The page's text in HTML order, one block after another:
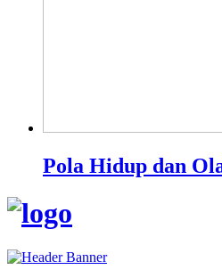
Pola Hidup dan